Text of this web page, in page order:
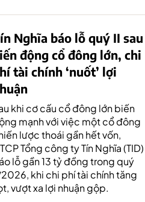
Nghĩa báo lỗ quý II sau
động cổ đông lớn, chi
tài chính ‘nuốt’ lợi
khi cơ cấu cổ đông lớn biến
mạnh với việc một cổ đông
lược thoái gần hết vốn,
Tổng công ty Tín Nghĩa (TID)
lỗ gần 13 tỷ đồng trong quý
khi chi phí tài chính tăng
vượt xa lợi nhuận gộp.